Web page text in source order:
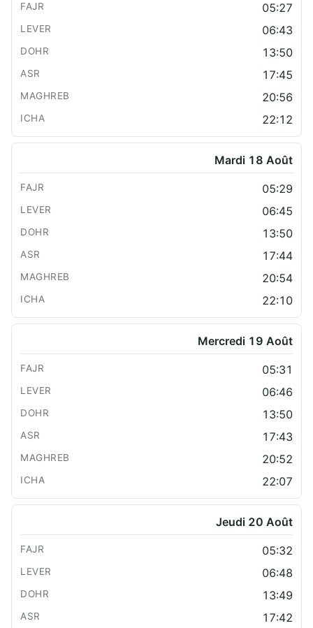
05:27
06:43
13:50
17:45
20:56
22:12
Mardi 18 Août
05:29
06:45
13:50
17:44
20:54
22:10
Mercredi 19 Août
05:31
06:46
13:50
17:43
20:52
22:07
Jeudi 20 Août
05:32
06:48
13:49
17:42